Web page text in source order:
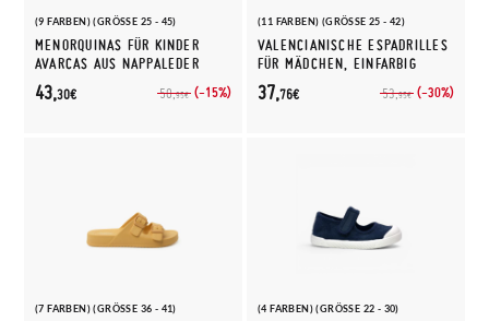
(9 FARBEN) (GRÖSSE 25 - 45)
MENORQUINAS FÜR KINDER
AVARCAS AUS NAPPALEDER
50,95€ (-15%)
43,30€
(11 FARBEN) (GRÖSSE 25 - 42)
VALENCIANISCHE ESPADRILLES
FÜR MÄDCHEN, EINFARBIG
53,95€ (-30%)
37,76€
(7 FARBEN) (GRÖSSE 36 - 41) (4 FARBEN) (GRÖSSE 22 - 30)